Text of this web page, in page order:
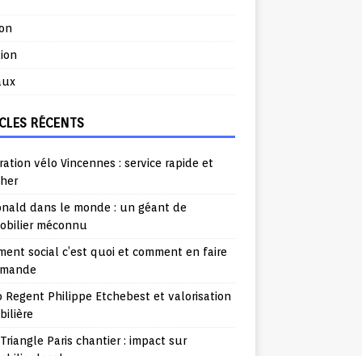
RÉCENTS
vélo Vincennes : service rapide et
dans le monde : un géant de
méconnu
social c’est quoi et comment en faire
Regent Philippe Etchebest et valorisation
Paris chantier : impact sur